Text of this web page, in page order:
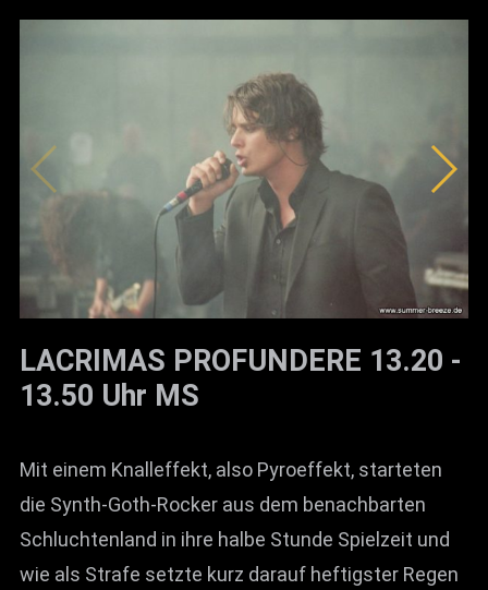
LACRIMAS PROFUNDERE 13.20 -
13.50 Uhr MS
Mit einem Knalleffekt, also Pyroeffekt, starteten
die Synth-Goth-Rocker aus dem benachbarten
Schluchtenland in ihre halbe Stunde Spielzeit und
wie als Strafe setzte kurz darauf heftigster Regen